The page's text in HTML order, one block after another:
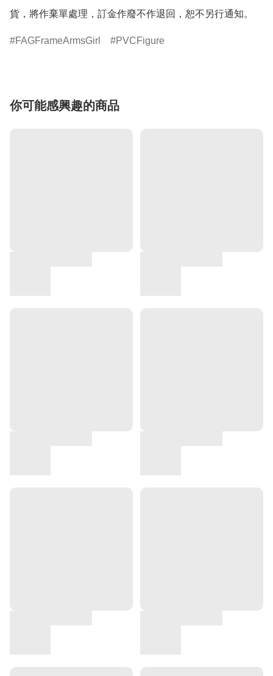
貨，將作棄單處理，訂金作廢不作退回，恕不另行通知。
FAGFrameArmsGirl PVCFigure
你可能感興趣的商品